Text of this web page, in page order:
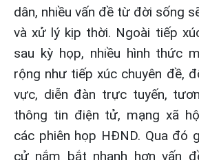
dân, nhiều vấn đề từ đời sống
và xử lý kịp thời. Ngoài tiếp
sau kỳ họp, nhiều hình thức
rộng như tiếp xúc chuyên đề,
vực, diễn đàn trực tuyến,
thông tin điện tử, mạng xã
các phiên họp HĐND. Qua đó
cử nắm bắt nhanh hơn vấn